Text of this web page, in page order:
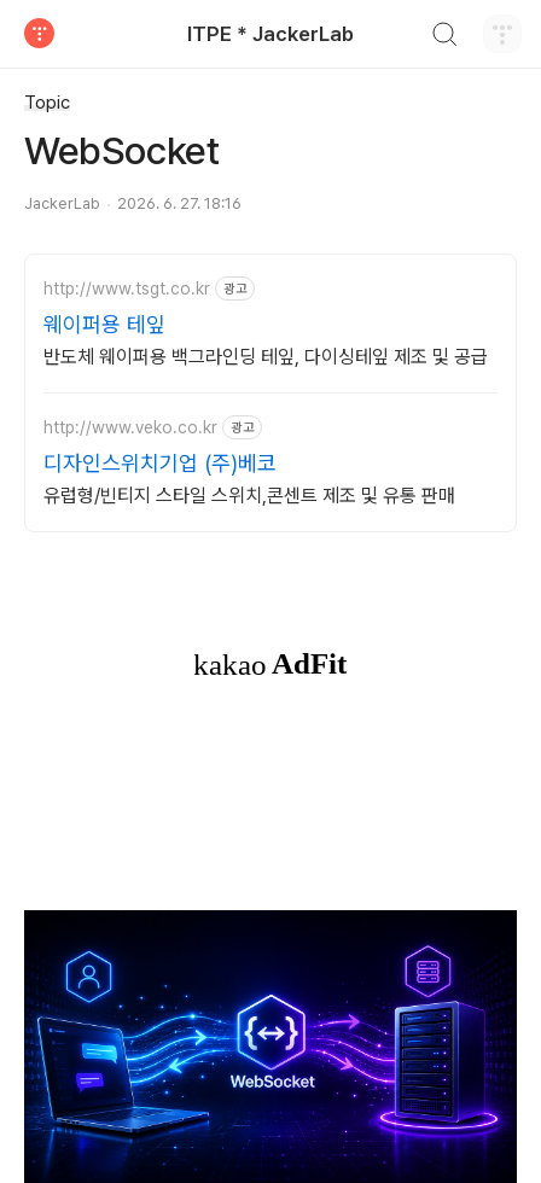
ITPE * JackerLab
Topic
WebSocket
JackerLab 2026. 6. 27. 18:16
http://www.tsgt.co.kr 광고
웨이퍼용 테잎
반도체 웨이퍼용 백그라인딩 테잎, 다이싱테잎 제조 및 공급
http://www.veko.co.kr 광고
디자인스위치기업 (주)베코
유럽형/빈티지 스타일 스위치,콘센트 제조 및 유통 판매